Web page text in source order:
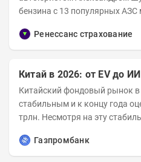
бензина с 13 популярных АЗС
Ренессанс страхование
Китай в 2026: от EV до
Китайский фондовый рынок в
стабильным и к концу года
трлн. Несмотря на эту
Газпромбанк